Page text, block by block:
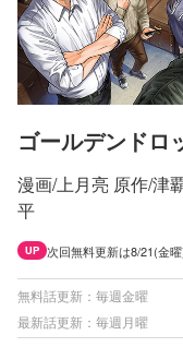
ゴールデンドロ
漫画/上月亮 原作/津
平
UP 次回無料更新は8/21(金曜
無料話更新：毎週金曜
最新話更新：毎週月曜